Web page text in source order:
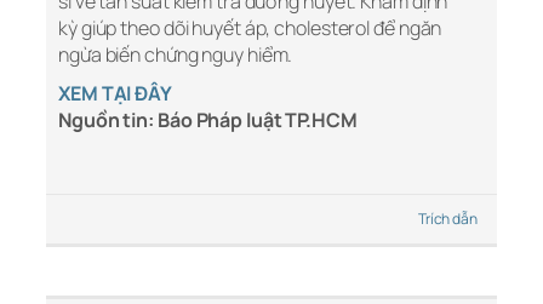
kỳ giúp theo dõi huyết áp, cholesterol để ngăn
ngừa biến chứng nguy hiểm.
XEM TẠI ĐÂY
Nguồn tin: Báo Pháp luật TP.HCM
Trích dẫn